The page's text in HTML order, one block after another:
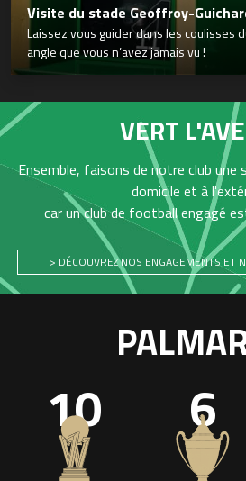
Visite du stade Geoffroy-
Laissez vous guider dans les coulisses
angle que vous n’avez jamais vu !
VERT
Ensemble, faisons de notre club une
domicile et à
car un club de football engagé
> DÉCOUVREZ NOS ENGAGEMENTS ET
10 6